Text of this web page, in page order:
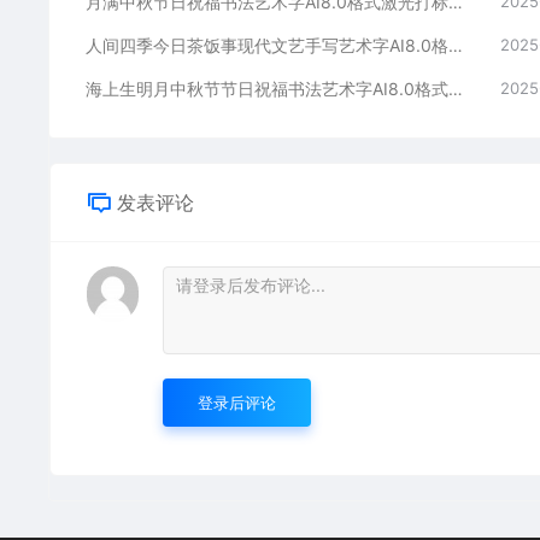
人间四季今日茶饭事现代文艺手写艺术字AI8.0格式激光打标文件通用矢量图
海上生明月中秋节节日祝福书法艺术字AI8.0格式激光打标文件通用矢量图
发表评论
登录后评论